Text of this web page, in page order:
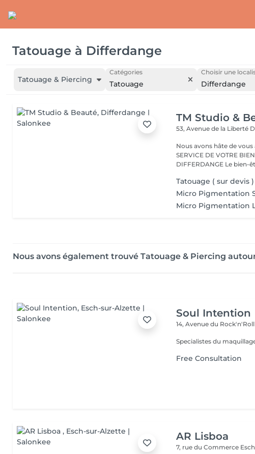
Tatouage à Differdange
Tatouage & Piercing
Catégories
Tatouage
Choisir une
Differdange
TM Studio &
53, Avenue de la Liberté
Nous avons hâte de vous accueillir ! UN
SERVICE DE VOTRE
Tatouage ( sur devis )
Micro Pigmentation
Micro Pigmentation
Nous avons également trouvé Tatouage & Piercing
Soul Intention
14, Avenue du Rock'n'Roll
Specialistes du
Free Consultation
AR Lisboa
7, rue du Commerce